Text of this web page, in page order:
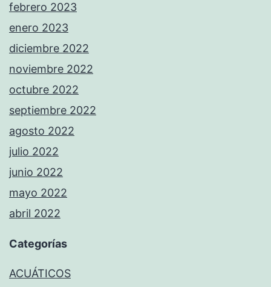
febrero 2023
enero 2023
diciembre 2022
noviembre 2022
octubre 2022
septiembre 2022
agosto 2022
julio 2022
junio 2022
mayo 2022
abril 2022
Categorías
ACUÁTICOS